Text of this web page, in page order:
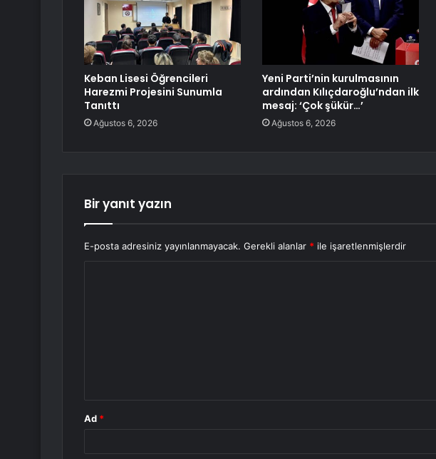
Keban Lisesi Öğrencileri
Harezmi Projesini Sunumla
Tanıttı
Ağustos 6, 2026
Yeni Parti’nin kurulmasının
ardından Kılıçdaroğlu’ndan ilk
mesaj: ‘Çok şükür…’
Ağustos 6, 2026
Bir yanıt yazın
E-posta adresiniz yayınlanmayacak. Gerekli alanlar * ile işaretlenmişlerdir
Ad *